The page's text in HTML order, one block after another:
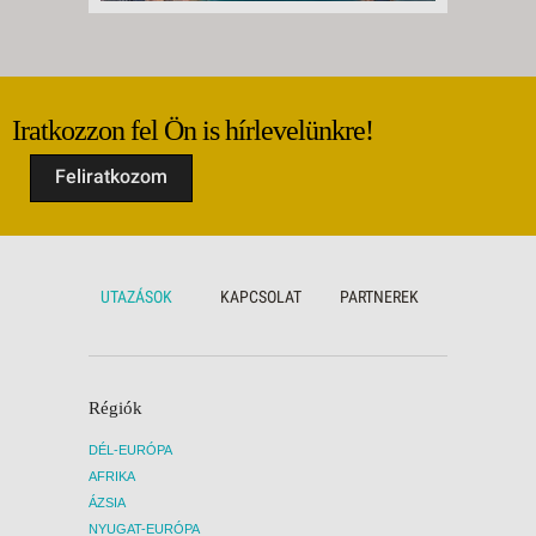
Iratkozzon fel Ön is hírlevelünkre!
Feliratkozom
UTAZÁSOK KAPCSOLAT PARTNEREK
Régiók
DÉL-EURÓPA
AFRIKA
ÁZSIA
NYUGAT-EURÓPA